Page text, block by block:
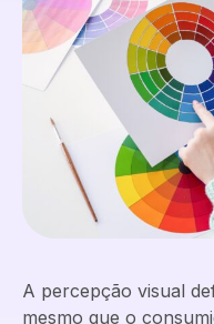
A percepção visual
mesmo que o